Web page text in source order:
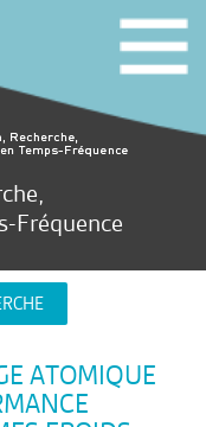
Fréquence
ATOMIQUE